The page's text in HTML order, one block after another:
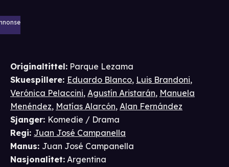
Originaltittel: Parque Lezama
Skuespillere: Eduardo Blanco, Luis Brandoni,
Verónica Pelaccini, Agustín Aristarán, Manuela
Menéndez, Matías Alarcón, Alan Fernández
Sjanger: Komedie / Drama
Regi: Juan José Campanella
Manus: Juan José Campanella
Nasjonalitet: Argentina